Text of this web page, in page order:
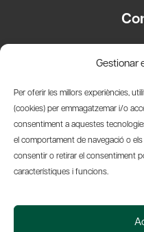
Gestionar
Per oferir les millors experiències,
(cookies) per emmagatzemar i/o
consentiment a aquestes
el comportament de navegació o
consentir o retirar el consentiment
característiques i funcions.
© 2026 Societat